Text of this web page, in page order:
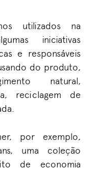
utilizados na
iniciativas
e responsáveis
do produto,
natural,
reciclagem de
por exemplo,
uma coleção
de economia